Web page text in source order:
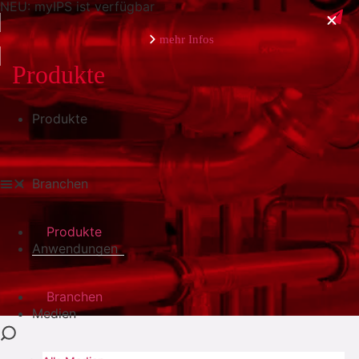
NEU: myIPS ist verfügbar
mehr Infos
schließen
Produkte
Branchen
Anwendungen
Medien
Produkte
Branchen
Produkte